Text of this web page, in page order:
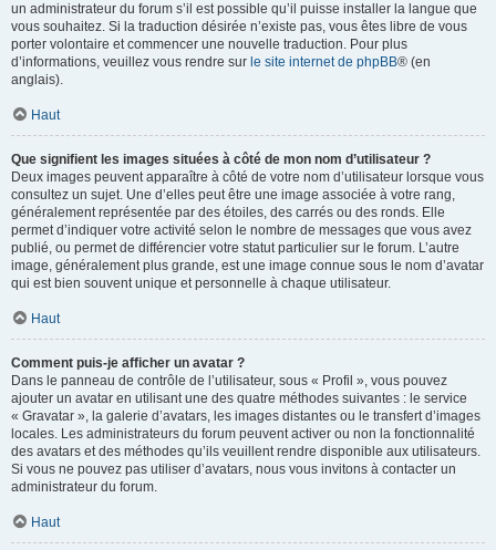
un administrateur du forum s’il est possible qu’il puisse installer la langue que
vous souhaitez. Si la traduction désirée n’existe pas, vous êtes libre de vous
porter volontaire et commencer une nouvelle traduction. Pour plus
d’informations, veuillez vous rendre sur le site internet de phpBB® (en
anglais).
Haut
Que signifient les images situées à côté de mon nom d’utilisateur ?
Deux images peuvent apparaître à côté de votre nom d’utilisateur lorsque vous
consultez un sujet. Une d’elles peut être une image associée à votre rang,
généralement représentée par des étoiles, des carrés ou des ronds. Elle
permet d’indiquer votre activité selon le nombre de messages que vous avez
publié, ou permet de différencier votre statut particulier sur le forum. L’autre
image, généralement plus grande, est une image connue sous le nom d’avatar
qui est bien souvent unique et personnelle à chaque utilisateur.
Haut
Comment puis-je afficher un avatar ?
Dans le panneau de contrôle de l’utilisateur, sous « Profil », vous pouvez
ajouter un avatar en utilisant une des quatre méthodes suivantes : le service
« Gravatar », la galerie d’avatars, les images distantes ou le transfert d’images
locales. Les administrateurs du forum peuvent activer ou non la fonctionnalité
des avatars et des méthodes qu’ils veuillent rendre disponible aux utilisateurs.
Si vous ne pouvez pas utiliser d’avatars, nous vous invitons à contacter un
administrateur du forum.
Haut